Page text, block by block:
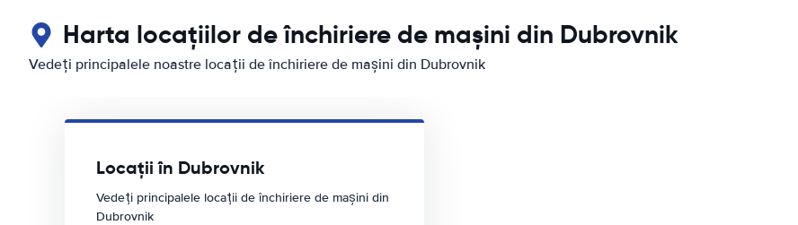
Harta locațiilor de închiriere de mașini din Dubrovnik
Vedeți principalele noastre locații de închiriere de mașini din Dubrovnik
Locații în Dubrovnik
Vedeți principalele locații de închiriere de mașini din
Dubrovnik